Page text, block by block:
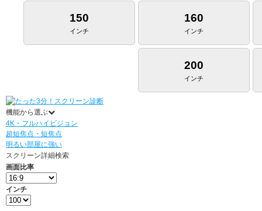
150
インチ
160
インチ
200
インチ
機能から選ぶ
4K・フルハイビジョン
超短焦点・短焦点
明るい部屋に強い
スクリーン詳細検索
画面比率
インチ